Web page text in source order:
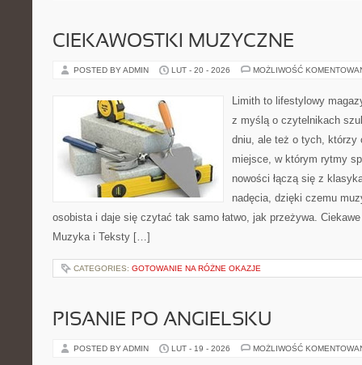
CIEKAWOSTKI MUZYCZNE
POSTED BY ADMIN LUT - 20 - 2026 MOŻLIWOŚĆ
Limith to lifestylowy
z myślą o czytelnikach
dniu, ale też o tych, którzy
miejsce, w którym rytmy
nowości łączą się z
nadęcia, dzięki czemu
osobista i daje się czytać tak samo łatwo, jak przeżywa.
Muzyka i Teksty […]
CATEGORIES: GOTOWANIE NA RÓŻNE OKAZJE
PISANIE PO ANGIELSKU
POSTED BY ADMIN LUT - 19 - 2026 MOŻLIWOŚĆ